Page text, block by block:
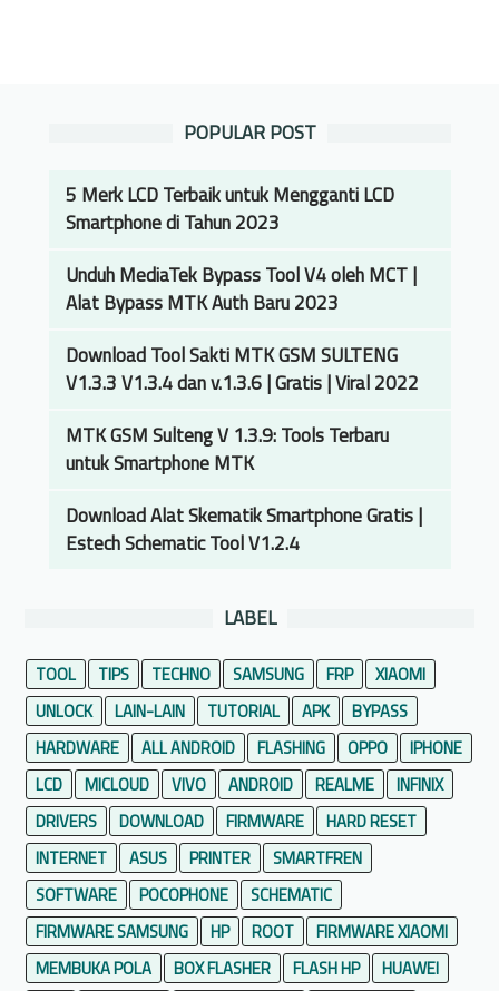
POPULAR POST
5 Merk LCD Terbaik untuk Mengganti LCD
Smartphone di Tahun 2023
Unduh MediaTek Bypass Tool V4 oleh MCT |
Alat Bypass MTK Auth Baru 2023
Download Tool Sakti MTK GSM SULTENG
V1.3.3 V1.3.4 dan v.1.3.6 | Gratis | Viral 2022
MTK GSM Sulteng V 1.3.9: Tools Terbaru
untuk Smartphone MTK
Download Alat Skematik Smartphone Gratis |
Estech Schematic Tool V1.2.4
LABEL
TOOL TIPS TECHNO SAMSUNG FRP
XIAOMI
UNLOCK
LAIN-LAIN TUTORIAL APK
BYPASS
HARDWARE
ALL ANDROID FLASHING OPPO
IPHONE
LCD
MICLOUD VIVO ANDROID REALME
INFINIX
DRIVERS
DOWNLOAD FIRMWARE
HARD RESET
INTERNET
ASUS PRINTER
SMARTFREN
SOFTWARE
POCOPHONE
SCHEMATIC
FIRMWARE SAMSUNG
HP ROOT
FIRMWARE XIAOMI
MEMBUKA POLA
BOX FLASHER FLASH HP
HUAWEI